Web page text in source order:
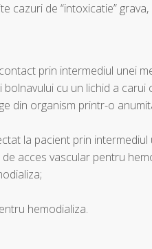
cazuri de “intoxicatie”
prin intermediul unei
bolnavului cu un lichid a
din organism printr-o
la pacient prin intermediul
acces vascular pentru
hemodializa.